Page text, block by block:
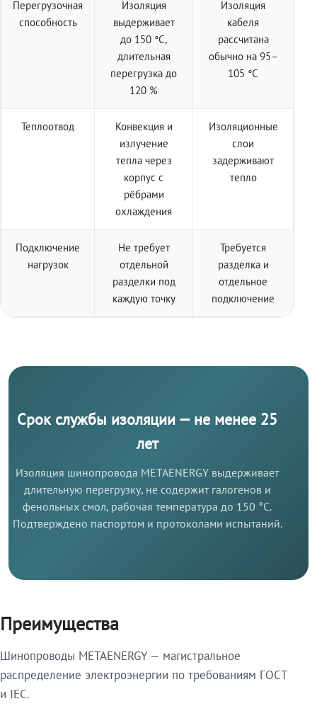
Перегрузочная
способность
Изоляция
выдерживает
до 150 °C,
длительная
перегрузка до
120 %
Изоляция
кабеля
рассчитана
обычно на 95–
105 °C
Теплоотвод
Конвекция и
излучение
тепла через
корпус с
рёбрами
охлаждения
Изоляционные
слои
задерживают
тепло
Подключение
нагрузок
Не требует
отдельной
разделки под
каждую точку
Требуется
разделка и
отдельное
подключение
Срок службы изоляции — не менее 25
лет
Изоляция шинопровода METAENERGY выдерживает
длительную перегрузку, не содержит галогенов и
фенольных смол, рабочая температура до 150 °C.
Подтверждено паспортом и протоколами испытаний.
Преимущества
Шинопроводы METAENERGY — магистральное
распределение электроэнергии по требованиям ГОСТ
и IEC.